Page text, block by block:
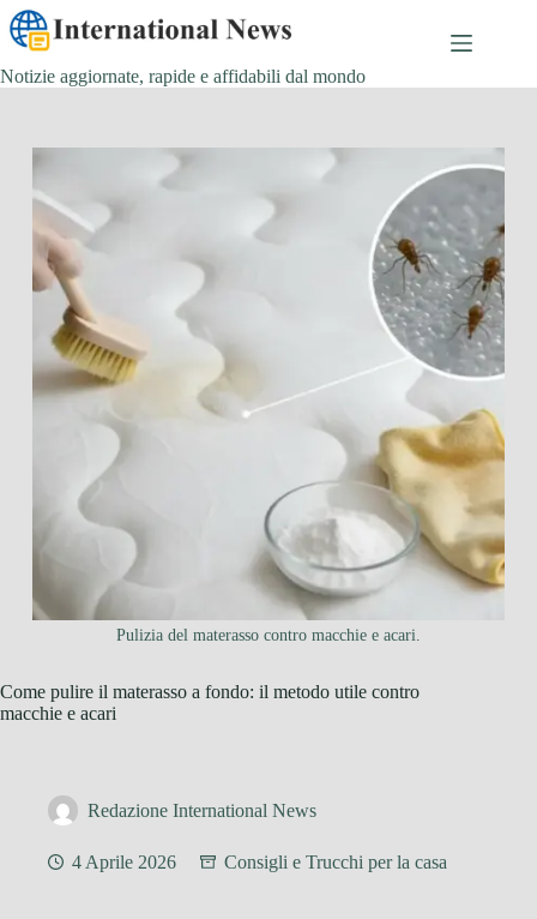
Salta
al
contenuto
Notizie aggiornate, rapide e affidabili dal mondo
Pulizia del materasso contro macchie e acari.
Come pulire il materasso a fondo: il metodo utile contro
macchie e acari
Redazione International News
4 Aprile 2026 Consigli e Trucchi per la casa